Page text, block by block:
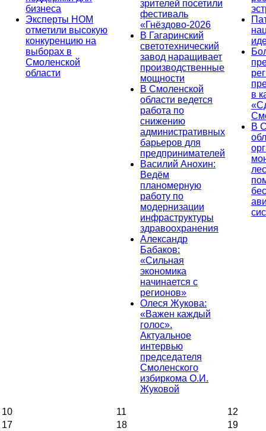
бизнеса
Эксперты НОМ
отметили высокую
конкуренцию на
выборах в
Смоленской
области
зрителей посетили
фестиваль
«Гнёздово-2026
В Гагаринский
светотехнический
завод наращивает
производственные
мощности
В Смоленской
области ведется
работа по
снижению
административных
барьеров для
предпринимателей
Василий Анохин:
Ведём
планомерную
работу по
модернизации
инфраструктуры
здравоохранения
Александр
Бабаков:
«Сильная
экономика
начинается с
регионов»
Олеся Жукова:
«Важен каждый
голос».
Актуальное
интервью
председателя
Смоленского
избиркома О.И.
Жуковой
в
В
10 11
12
17
18
19